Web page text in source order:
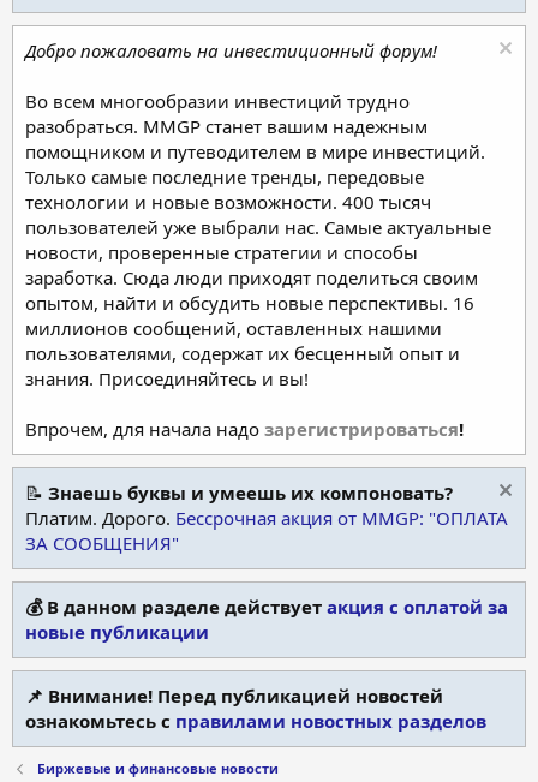
Добро пожаловать на инвестиционный форум!
Во всем многообразии инвестиций трудно
разобраться. MMGP станет вашим надежным
помощником и путеводителем в мире инвестиций.
Только самые последние тренды, передовые
технологии и новые возможности. 400 тысяч
пользователей уже выбрали нас. Самые актуальные
новости, проверенные стратегии и способы
заработка. Сюда люди приходят поделиться своим
опытом, найти и обсудить новые перспективы. 16
миллионов сообщений, оставленных нашими
пользователями, содержат их бесценный опыт и
знания. Присоединяйтесь и вы!
Впрочем, для начала надо зарегистрироваться!
📝 Знаешь буквы и умеешь их компоновать?
Платим. Дорого. Бессрочная акция от MMGP: "ОПЛАТА
ЗА СООБЩЕНИЯ"
💰 В данном разделе действует акция с оплатой за
новые публикации
📌 Внимание! Перед публикацией новостей
ознакомьтесь с правилами новостных разделов
Биржевые и финансовые новости